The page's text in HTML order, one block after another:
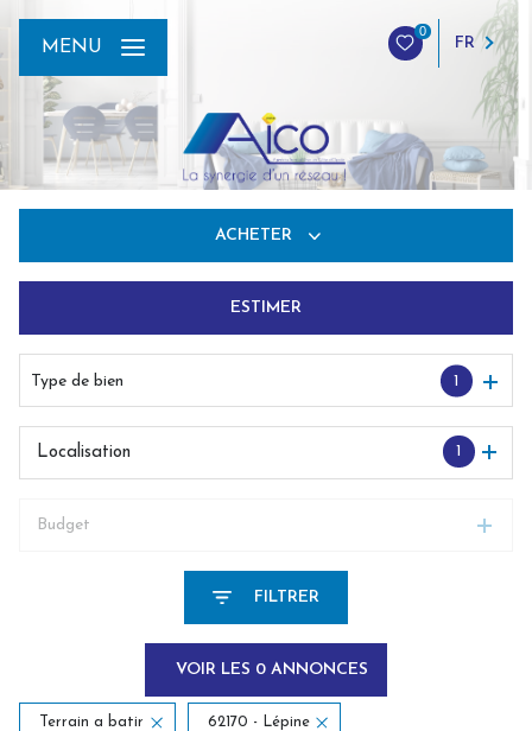
0
FR
MENU
ACHETER
De l'immo pro
ESTIMER
Type de bien 1
1
Localisation
Budget
FILTRER
VOIR LES 0 ANNONCES
Terrain a batir 62170 - Lépine